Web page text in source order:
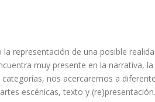
representación de una posible
muy presente en la narrativa,
nos acercaremos a
escénicas, texto y (re)presentación.